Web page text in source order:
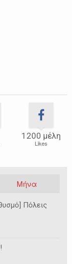
1200 μέλη
Likes
Μήνα
Πόλεις